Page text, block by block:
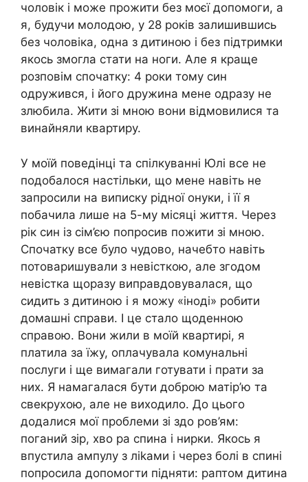
чоловік і може прожити без моєї допомоги, а
я, будучи молодою, у 28 років залишившись
без чоловіка, одна з дитиною і без підтримки
якось змогла стати на ноги. Але я краще
розповім спочатку: 4 роки тому син
одружився, і його дружина мене одразу не
злюбила. Жити зі мною вони відмовилися та
винайняли квартиру.
У моїй поведінці та спілкуванні Юлі все не
подобалося настільки, що мене навіть не
запросили на виписку рідної онуки, і її я
побачила лише на 5-му місяці життя. Через
рік син із сім’єю попросив пожити зі мною.
Спочатку все було чудово, начебто навіть
потоваришували з невісткою, але згодом
невістка щоразу виправдовувалася, що
сидить з дитиною і я можу «іноді» робити
домашні справи. І це стало щоденною
справою. Вони жили в моїй квартирі, я
платила за їжу, оплачувала комунальні
послуги і ще вимагали готувати і прати за
них. Я намагалася бути доброю матір’ю та
свекрухою, але не виходило. До цього
додалися мої проблеми зі здо ров’ям:
поганий зір, хво ра спина і нирки. Якось я
впустила ампулу з ліkами і через болі в спині
попросила допомогти підняти: раптом дитина